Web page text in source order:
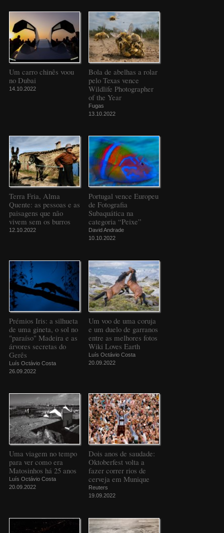
Um carro chinês voou
no Dubai
14.10.2022
Bola de abelhas a rolar
pelo Texas vence
Wildlife Photographer
of the Year
Fugas
13.10.2022
Terra Fria, Alma
Quente: as pessoas e as
paisagens que não
vivem sem os burros
12.10.2022
Portugal vence Europeu
de Fotografia
Subaquática na
categoria “Peixe”
David Andrade
10.10.2022
Prémios Iris: a silhueta
de uma gineta, o sol no
"paraíso" Madeira e as
árvores secretas do
Gerês
Luís Octávio Costa
26.09.2022
Um voo de uma coruja
e um duelo de garranos
entre as melhores fotos
Wiki Loves Earth
Luís Octávio Costa
20.09.2022
Uma viagem no tempo
para ver como era
Matosinhos há 25 anos
Luís Octávio Costa
20.09.2022
Dois anos de saudade:
Oktoberfest volta a
fazer correr rios de
cerveja em Munique
Reuters
19.09.2022